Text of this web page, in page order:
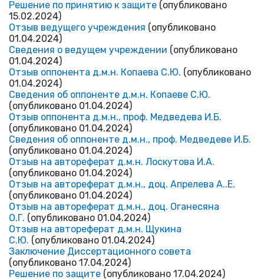
Решение по принятию к защите (опубликовано
15.02.2024)
Отзыв ведущего учреждения (опубликовано
01.04.2024)
Сведения о ведущем учреждении (опубликовано
01.04.2024)
Отзыв оппонента д.м.н. Копаева С.Ю. (опубликовано
01.04.2024)
Сведения об оппоненте д.м.н. Копаеве С.Ю.
(опубликовано 01.04.2024)
Отзыв оппонента д.м.н., проф. Медведева И.Б.
(опубликовано 01.04.2024)
Сведения об оппоненте д.м.н., проф. Медведеве И.Б.
(опубликовано 01.04.2024)
Отзыв на автореферат д.м.н. Лоскутова И.А.
(опубликовано 01.04.2024)
Отзыв на автореферат д.м.н., доц. Апрелева А..Е.
(опубликовано 01.04.2024)
Отзыв на автореферат д.м.н., доц. Оганесяна
О.Г. (опубликовано 01.04.2024)
Отзыв на автореферат д.м.н. Щукина
С.Ю. (опубликовано 01.04.2024)
Заключение Диссертационного совета
(опубликовано 17.04.2024)
Решение по защите (опубликовано 17.04.2024)